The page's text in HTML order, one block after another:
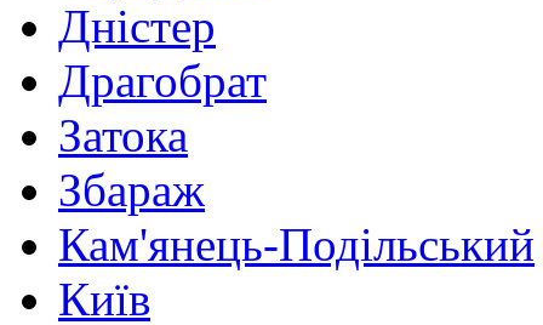
Дністер
Драгобрат
Затока
Збараж
Кам'янець-Подільський
Київ